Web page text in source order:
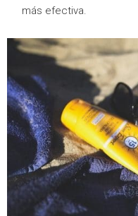
más efectiva.